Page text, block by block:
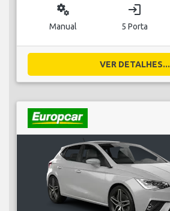
miscellaneous_services
Manual
login
5 Porta
VER DETALHES...